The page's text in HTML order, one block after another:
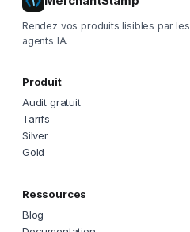
Rendez vos produits lisibles par les
agents IA.
Produit
Audit gratuit
Tarifs
Silver
Gold
Ressources
Blog